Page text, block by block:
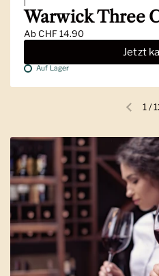
Warwick Three
AbCHF 14.90
Jetzt
Auf Lager
1/